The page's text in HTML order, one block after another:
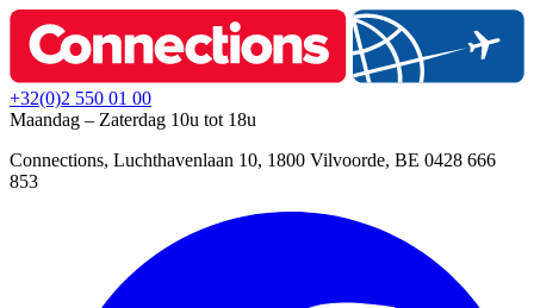
+32(0)2 550 01 00
Maandag – Zaterdag 10u tot 18u
Connections, Luchthavenlaan 10, 1800 Vilvoorde, BE 0428 666
853